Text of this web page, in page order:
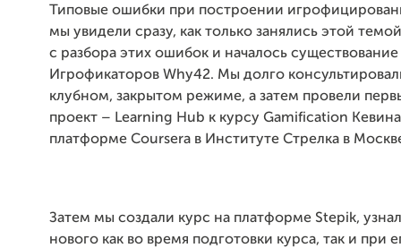
Типовые ошибки при построении
мы увидели сразу, как только занялись этой
с разбора этих ошибок и началось существование
Игрофикаторов Why42. Мы долго
клубном, закрытом режиме, а затем провели
проект – Learning Hub к курсу Gamification
платформе Coursera в Институте Стрелка в
Затем мы создали курс на платформе Stepik,
нового как во время подготовки курса, так и при